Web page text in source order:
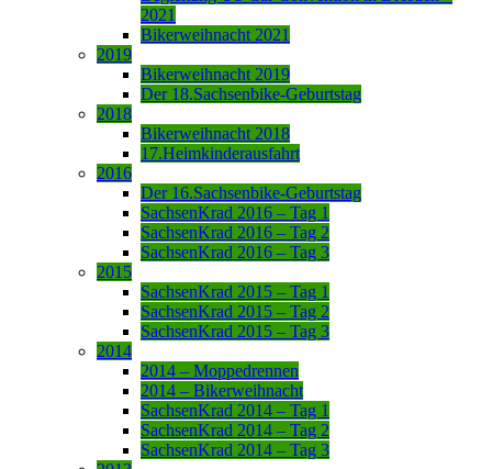
2021
Bikerweihnacht 2021
2019
Bikerweihnacht 2019
Der 18.Sachsenbike-Geburtstag
2018
Bikerweihnacht 2018
17.Heimkinderausfahrt
2016
Der 16.Sachsenbike-Geburtstag
SachsenKrad 2016 – Tag 1
SachsenKrad 2016 – Tag 2
SachsenKrad 2016 – Tag 3
2015
SachsenKrad 2015 – Tag 1
SachsenKrad 2015 – Tag 2
SachsenKrad 2015 – Tag 3
2014
2014 – Moppedrennen
2014 – Bikerweihnacht
SachsenKrad 2014 – Tag 1
SachsenKrad 2014 – Tag 2
SachsenKrad 2014 – Tag 3